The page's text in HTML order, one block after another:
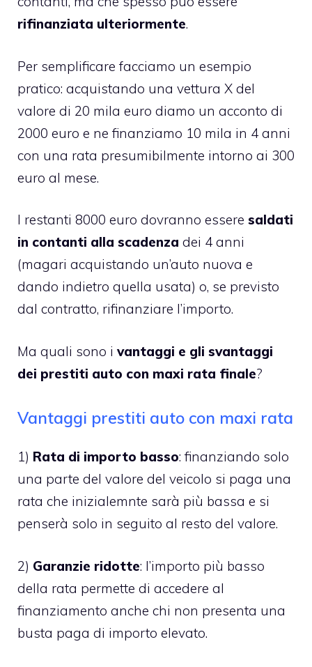
rifinanziata ulteriormente.
Per semplificare facciamo un esempio
pratico: acquistando una vettura X del
valore di 20 mila euro diamo un acconto di
2000 euro e ne finanziamo 10 mila in 4 anni
con una rata presumibilmente intorno ai 300
euro al mese.
I restanti 8000 euro dovranno essere saldati
in contanti alla scadenza dei 4 anni
(magari acquistando un’auto nuova e
dando indietro quella usata) o, se previsto
dal contratto, rifinanziare l’importo.
Ma quali sono i vantaggi e gli svantaggi
dei prestiti auto con maxi rata finale?
Vantaggi prestiti auto con maxi rata
1) Rata di importo basso: finanziando solo
una parte del valore del veicolo si paga una
rata che inizialemnte sarà più bassa e si
penserà solo in seguito al resto del valore.
2) Garanzie ridotte: l’importo più basso
della rata permette di accedere al
finanziamento anche chi non presenta una
busta paga di importo elevato.